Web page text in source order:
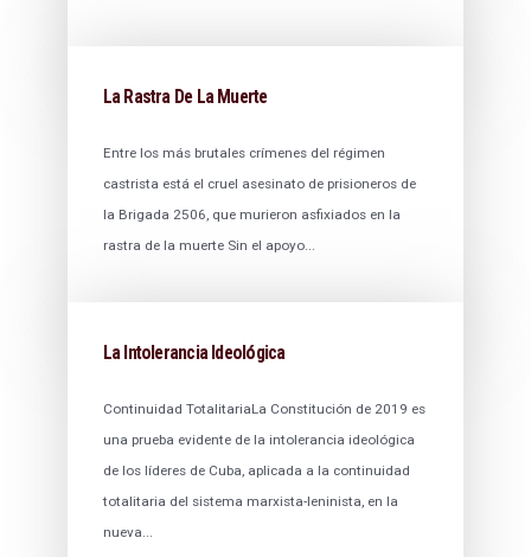
La Rastra De La Muerte
Entre los más brutales crímenes del régimen
castrista está el cruel asesinato de prisioneros de
la Brigada 2506, que murieron asfixiados en la
rastra de la muerte Sin el apoyo...
La Intolerancia Ideológica
Continuidad TotalitariaLa Constitución de 2019 es
una prueba evidente de la intolerancia ideológica
de los líderes de Cuba, aplicada a la continuidad
totalitaria del sistema marxista-leninista, en la
nueva...